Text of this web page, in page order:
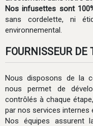
Nos infusettes sont
sans cordelette, ni
environnemental.
FOURNISSEUR
Nous disposons de la
nous permet de
contrôlés à chaque
par nos services internes
Nos équipes assurent